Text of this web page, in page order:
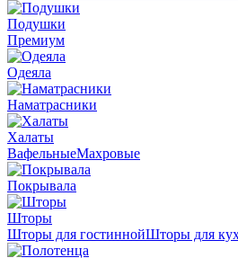
Подушки
Премиум
Одеяла
Наматрасники
Халаты
ВафельныеМахровые
Покрывала
Шторы
Шторы для гостиннойШторы для